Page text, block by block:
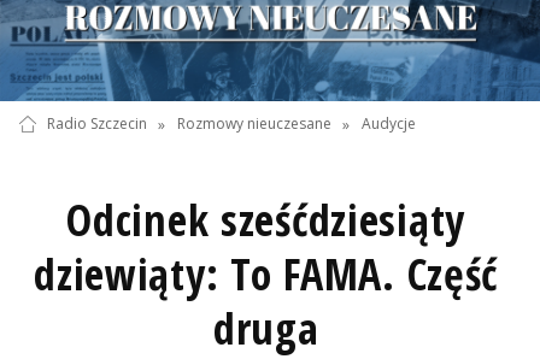
Radio Szczecin » Rozmowy nieuczesane » Audycje
Odcinek sześćdziesiąty
dziewiąty: To FAMA. Część
druga